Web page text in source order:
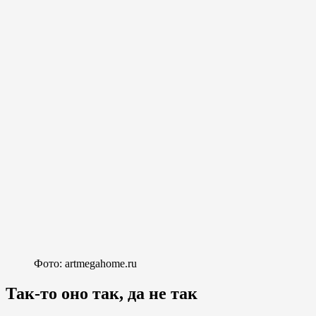
Фото: artmegahome.ru
Так-то оно так, да не так